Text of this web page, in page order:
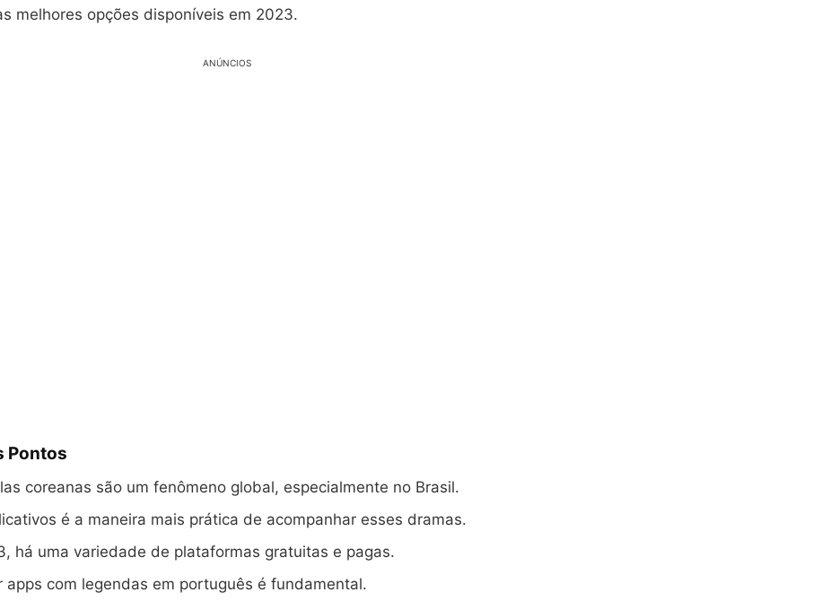
melhores opções disponíveis em 2023.
ANÚNCIOS
Pontos
coreanas são um fenômeno global, especialmente no Brasil.
é a maneira mais prática de acompanhar esses dramas.
há uma variedade de plataformas gratuitas e pagas.
apps com legendas em português é fundamental.